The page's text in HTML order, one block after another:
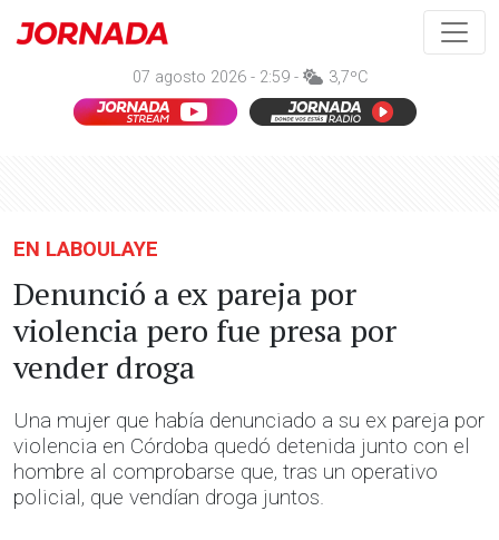
07 agosto 2026 - 2:59 - 3,7ºC
EN LABOULAYE
Denunció a ex pareja por
violencia pero fue presa por
vender droga
Una mujer que había denunciado a su ex pareja por
violencia en Córdoba quedó detenida junto con el
hombre al comprobarse que, tras un operativo
policial, que vendían droga juntos.